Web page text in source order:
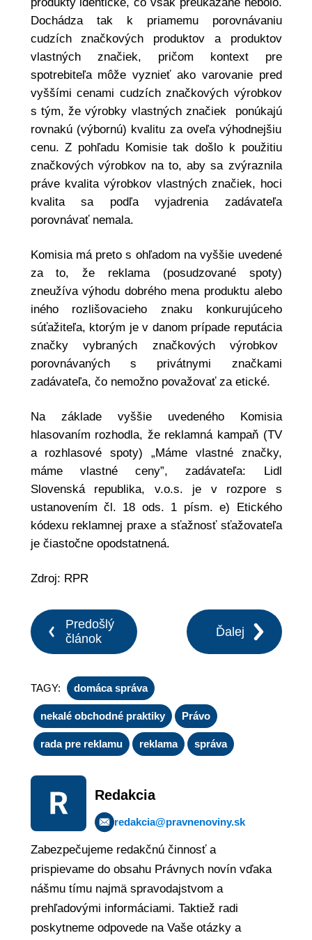
Dochádza tak k priamemu porovnávaniu
cudzích značkových produktov a produktov
vlastných značiek, pričom kontext pre
spotrebiteľa môže vyznieť ako varovanie pred
vyššími cenami cudzích značkových výrobkov
s tým, že výrobky vlastných značiek ponúkajú
rovnakú (výbornú) kvalitu za oveľa výhodnejšiu
cenu. Z pohľadu Komisie tak došlo k použitiu
značkových výrobkov na to, aby sa zvýraznila
práve kvalita výrobkov vlastných značiek, hoci
kvalita sa podľa vyjadrenia zadávateľa
porovnávať nemala.
Komisia má preto s ohľadom na vyššie uvedené
za to, že reklama (posudzované spoty)
zneužíva výhodu dobrého mena produktu alebo
iného rozlišovacieho znaku konkurujúceho
súťažiteľa, ktorým je v danom prípade reputácia
značky vybraných značkových výrobkov
porovnávaných s privátnymi značkami
zadávateľa, čo nemožno považovať za etické.
Na základe vyššie uvedeného Komisia
hlasovaním rozhodla, že reklamná kampaň (TV
a rozhlasové spoty) „Máme vlastné značky,
máme vlastné ceny”, zadávateľa: Lidl
Slovenská republika, v.o.s. je v rozpore s
ustanovením čl. 18 ods. 1 písm. e) Etického
kódexu reklamnej praxe a sťažnosť sťažovateľa
je čiastočne opodstatnená.
Zdroj: RPR
Predošlý
článok
Ďalej
TAGY: domáca správa
nekalé obchodné praktiky Právo
rada pre reklamu reklama správa
Redakcia
redakcia@pravnenoviny.sk
Zabezpečujeme redakčnú činnosť a
prispievame do obsahu Právnych novín vďaka
nášmu tímu najmä spravodajstvom a
prehľadovými informáciami. Taktiež radi
poskytneme odpovede na Vaše otázky a